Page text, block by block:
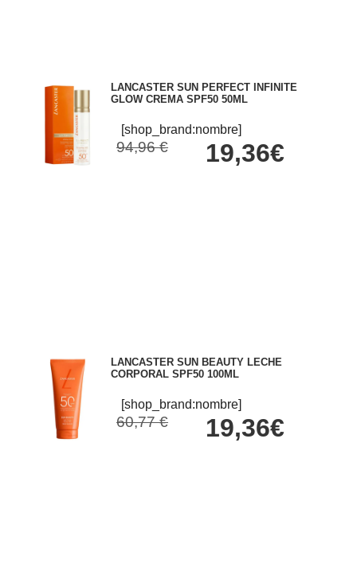
LANCASTER SUN PERFECT INFINITE
GLOW CREMA SPF50 50ML
[shop_brand:nombre]
94,96 € 19,36€
LANCASTER SUN BEAUTY LECHE
CORPORAL SPF50 100ML
[shop_brand:nombre]
60,77 € 19,36€